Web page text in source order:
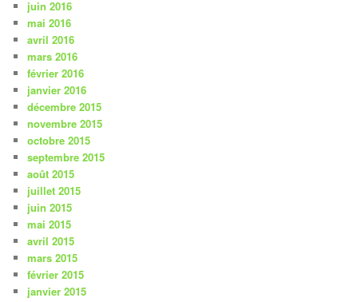
juin 2016
mai 2016
avril 2016
mars 2016
février 2016
janvier 2016
décembre 2015
novembre 2015
octobre 2015
septembre 2015
août 2015
juillet 2015
juin 2015
mai 2015
avril 2015
mars 2015
février 2015
janvier 2015